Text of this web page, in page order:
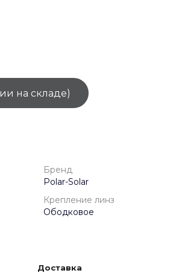
на складе)
Бренд
Polar-Solar
Крепление линз
Ободковое
Доставка